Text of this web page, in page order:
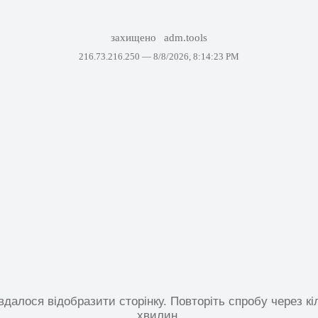
захищено adm.tools
216.73.216.250 — 8/8/2026, 8:14:23 PM
відобразити сторінку. Повторіть спробу через